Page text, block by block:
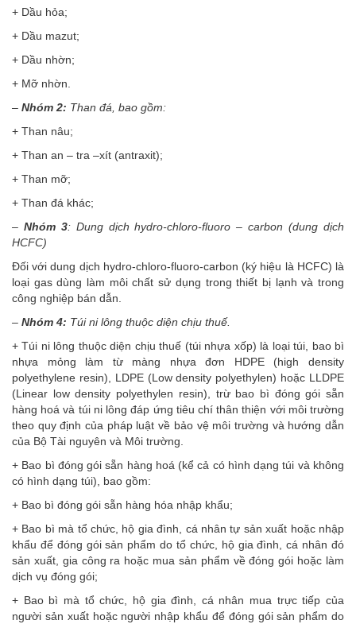
+ Dầu hỏa;
+ Dầu mazut;
+ Dầu nhờn;
+ Mỡ nhờn.
– Nhóm 2: Than đá, bao gồm:
+ Than nâu;
+ Than an – tra –xít (antraxit);
+ Than mỡ;
+ Than đá khác;
– Nhóm 3: Dung dịch hydro-chloro-fluoro – carbon (dung dịch
HCFC)
Đối với dung dịch hydro-chloro-fluoro-carbon (ký hiệu là HCFC) là
loại gas dùng làm môi chất sử dụng trong thiết bị lạnh và trong
công nghiệp bán dẫn.
– Nhóm 4: Túi ni lông thuộc diện chịu thuế.
+ Túi ni lông thuộc diện chịu thuế (túi nhựa xốp) là loại túi, bao bì
nhựa mỏng làm từ màng nhựa đơn HDPE (high density
polyethylene resin), LDPE (Low density polyethylen) hoặc LLDPE
(Linear low density polyethylen resin), trừ bao bì đóng gói sẵn
hàng hoá và túi ni lông đáp ứng tiêu chí thân thiện với môi trường
theo quy định của pháp luật về bảo vệ môi trường và hướng dẫn
của Bộ Tài nguyên và Môi trường.
+ Bao bì đóng gói sẵn hàng hoá (kể cả có hình dạng túi và không
có hình dạng túi), bao gồm:
+ Bao bì đóng gói sẵn hàng hóa nhập khẩu;
+ Bao bì mà tổ chức, hộ gia đình, cá nhân tự sản xuất hoặc nhập
khẩu để đóng gói sản phẩm do tổ chức, hộ gia đình, cá nhân đó
sản xuất, gia công ra hoặc mua sản phẩm về đóng gói hoặc làm
dịch vụ đóng gói;
+ Bao bì mà tổ chức, hộ gia đình, cá nhân mua trực tiếp của
người sản xuất hoặc người nhập khẩu để đóng gói sản phẩm do